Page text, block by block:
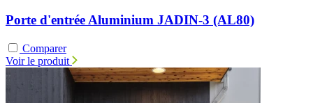
Porte d'entrée Aluminium JADIN-3 (AL80)
Comparer
Voir le produit